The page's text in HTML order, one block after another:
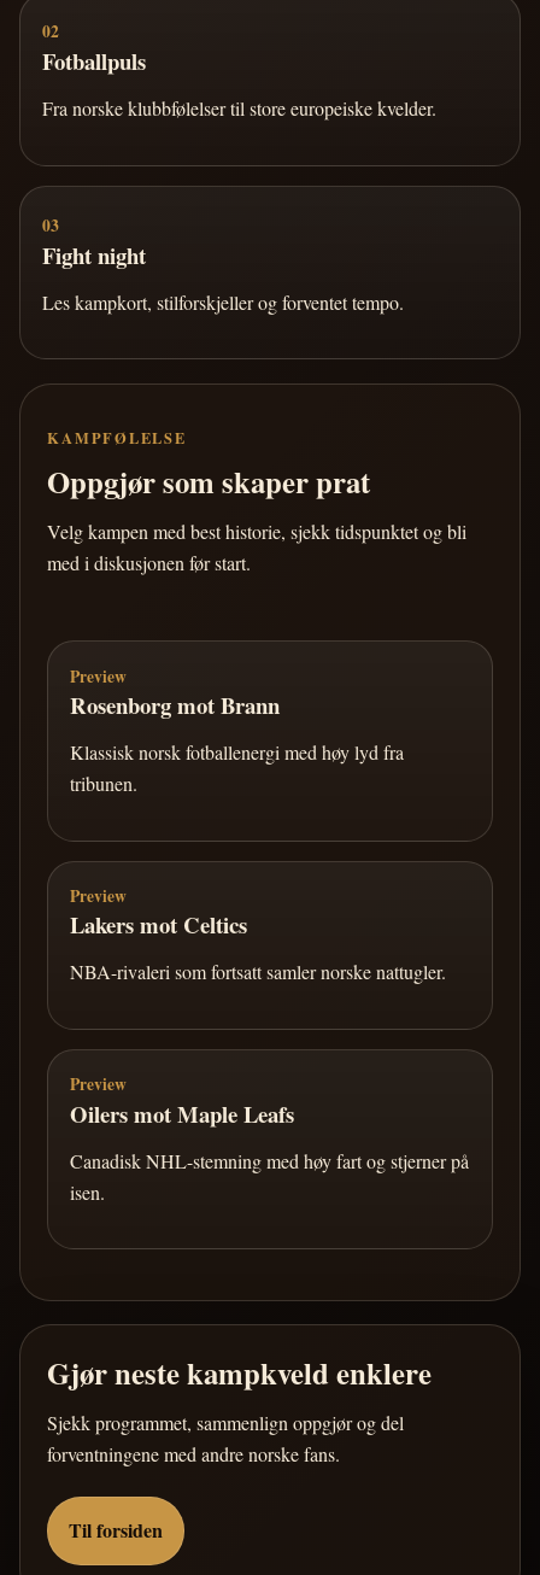
02
Fotballpuls
Fra norske klubbfølelser til store europeiske kvelder.
03
Fight night
Les kampkort, stilforskjeller og forventet tempo.
KAMPFØLELSE
Oppgjør som skaper prat
Velg kampen med best historie, sjekk tidspunktet og bli
med i diskusjonen før start.
Preview
Rosenborg mot Brann
Klassisk norsk fotballenergi med høy lyd fra
tribunen.
Preview
Lakers mot Celtics
NBA-rivaleri som fortsatt samler norske nattugler.
Preview
Oilers mot Maple Leafs
Canadisk NHL-stemning med høy fart og stjerner på
isen.
Gjør neste kampkveld enklere
Sjekk programmet, sammenlign oppgjør og del
forventningene med andre norske fans.
Til forsiden